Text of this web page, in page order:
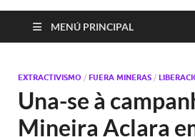
MENÚ PRINCIPAL
EXTRACTIVISMO / FUERA MINERAS /
Una-se à
Mineira Aclara